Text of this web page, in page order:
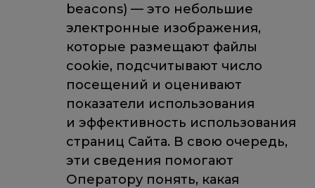
beacons) — это небольшие
электронные изображения,
которые размещают файлы
cookie, подсчитывают число
посещений и оценивают
показатели использования
и эффективность использования
страниц Сайта. В свою очередь,
эти сведения помогают
Оператору понять, какая